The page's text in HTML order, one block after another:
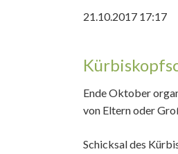
21.10.2017 17:17
Ende Oktober
von Eltern oder
Schicksal des